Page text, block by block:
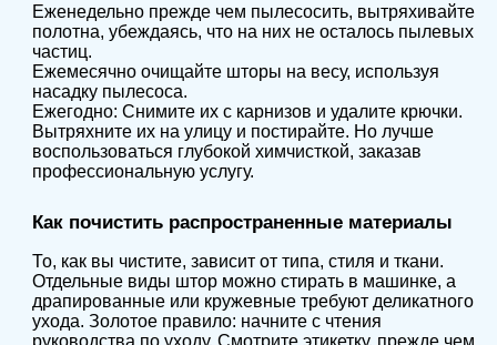
Еженедельно прежде чем пылесосить, вытряхивайте
полотна, убеждаясь, что на них не осталось пылевых
частиц.
Ежемесячно очищайте шторы на весу, используя
насадку пылесоса.
Ежегодно: Снимите их с карнизов и удалите крючки.
Вытряхните их на улицу и постирайте. Но лучше
воспользоваться глубокой химчисткой, заказав
профессиональную услугу.
Как почистить распространенные материалы
То, как вы чистите, зависит от типа, стиля и ткани.
Отдельные виды штор можно стирать в машинке, а
драпированные или кружевные требуют деликатного
ухода. Золотое правило: начните с чтения